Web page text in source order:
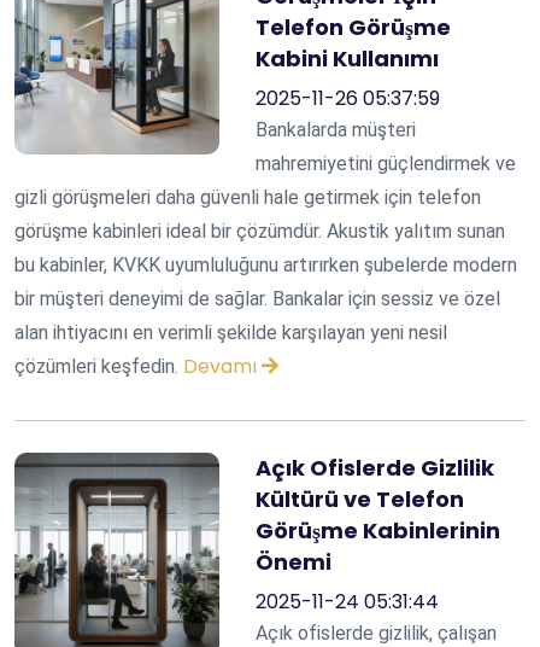
Telefon Görüşme
Kabini Kullanımı
2025-11-26 05:37:59
Bankalarda müşteri
mahremiyetini güçlendirmek ve
gizli görüşmeleri daha güvenli hale getirmek için telefon
görüşme kabinleri ideal bir çözümdür. Akustik yalıtım sunan
bu kabinler, KVKK uyumluluğunu artırırken şubelerde modern
bir müşteri deneyimi de sağlar. Bankalar için sessiz ve özel
alan ihtiyacını en verimli şekilde karşılayan yeni nesil
çözümleri keşfedin. Devamı
Açık Ofislerde Gizlilik
Kültürü ve Telefon
Görüşme Kabinlerinin
Önemi
2025-11-24 05:31:44
Açık ofislerde gizlilik, çalışan